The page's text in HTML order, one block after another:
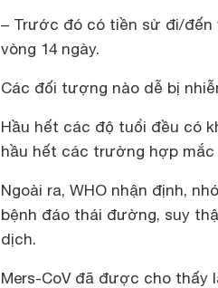
– Trước đó có tiền sử đi/đến
vòng 14 ngày.
Các đối tượng nào dễ bị
Hầu hết các độ tuổi đều có
hầu hết các trường hợp
Ngoài ra, WHO nhận định,
bệnh đáo thái đường, suy
dịch.
Mers-CoV đã được cho thấy